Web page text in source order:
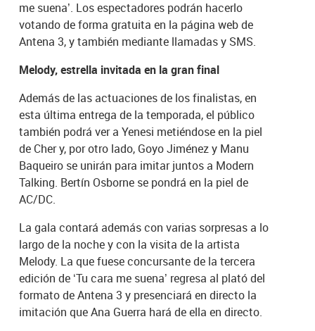
me suena’. Los espectadores podrán hacerlo
votando de forma gratuita en la página web de
Antena 3, y también mediante llamadas y SMS.
Melody, estrella invitada en la gran final
Además de las actuaciones de los finalistas, en
esta última entrega de la temporada, el público
también podrá ver a Yenesi metiéndose en la piel
de Cher y, por otro lado, Goyo Jiménez y Manu
Baqueiro se unirán para imitar juntos a Modern
Talking. Bertín Osborne se pondrá en la piel de
AC/DC.
La gala contará además con varias sorpresas a lo
largo de la noche y con la visita de la artista
Melody. La que fuese concursante de la tercera
edición de ‘Tu cara me suena’ regresa al plató del
formato de Antena 3 y presenciará en directo la
imitación que Ana Guerra hará de ella en directo.